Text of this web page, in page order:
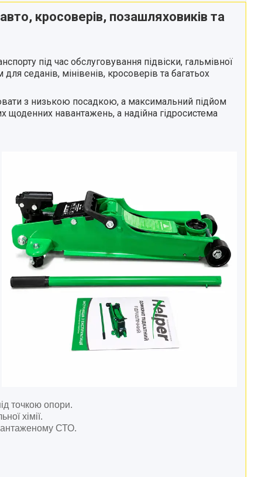
кросоверів, позашляховиків та
під час обслуговування підвіски, гальмівної
седанів, мінівенів, кросоверів та багатьох
з низькою посадкою, а максимальний підйом
щоденних навантажень, а надійна гідросистема
точкою опори.
хімії.
СТО.